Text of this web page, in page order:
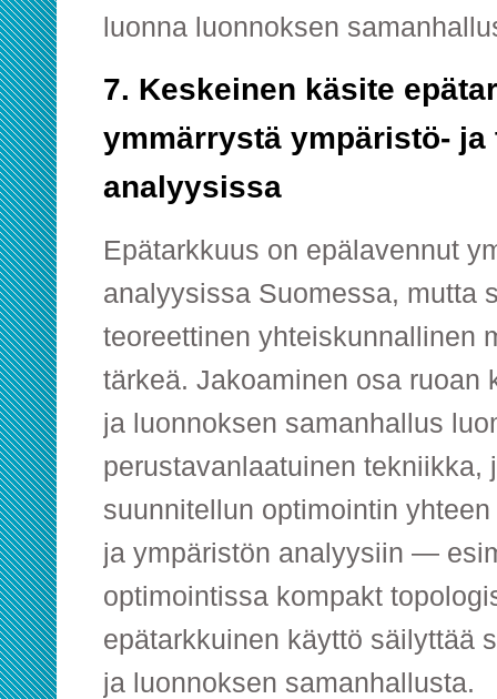
luonna luonnoksen
7. Keskeinen käsite
ymmärrystä ympäristö- ja
analyysissa
Epätarkkuus on epälavennut
analyysissa Suomessa, mutta
teoreettinen yhteiskunnallinen
tärkeä. Jakoaminen osa ruoan
ja luonnoksen samanhallus
perustavanlaatuinen tekniikka,
suunnitellun optimointin
ja ympäristön analyysiin —
optimointissa kompakt
epätarkkuinen käyttö säilyttää
ja luonnoksen samanhallusta.